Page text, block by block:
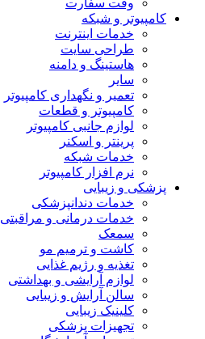
وقت سفارت
کامپیوتر و شبکه
خدمات اینترنت
طراحی سایت
هاستینگ و دامنه
سایر
تعمیر و نگهداری کامپیوتر
کامپیوتر و قطعات
لوازم جانبی کامپیوتر
پرینتر و اسکنر
خدمات شبکه
نرم افزار کامپیوتر
پزشکی و زیبایی
خدمات دندانپزشکی
خدمات درمانی و مراقبتی
سمعک
کاشت و ترمیم مو
تغذیه و رژیم غذایی
لوازم آرایشی و بهداشتی
سالن آرایش و زیبایی
کلینیک زیبایی
تجهیزات پزشکی